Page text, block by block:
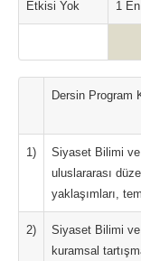
Etkisi Yok 1
Dersin Program
1)
Siyaset Bilimi
uluslararası
yaklaşımları,
2)
Siyaset Bilimi ve
kuramsal